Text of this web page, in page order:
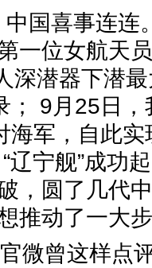
国喜事连连
一位女航天
深潜器下潜
； 9月25日
海军，自此实
辽宁舰”成功
，圆了几代
想推动了
微曾这样点